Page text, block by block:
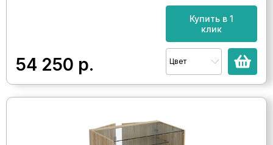
54 250 р.
Купить в 1
клик
Цвет